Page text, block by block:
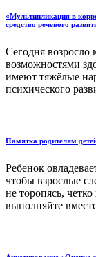
«Мультипликация в
средство речевого
Сегодня возросло
возможностями
имеют тяжёлые
психического
Памятка родителям
Ребенок
чтобы взрослые
не торопясь,
выполняйте